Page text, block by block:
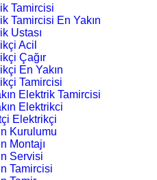
Tamircisi
Tamircisi En Yakın
Ustası
Acil
Çağır
En Yakın
Tamircisi
Elektrik Tamircisi
Elektrikci
Elektrikçi
Kurulumu
Montajı
Servisi
Tamircisi